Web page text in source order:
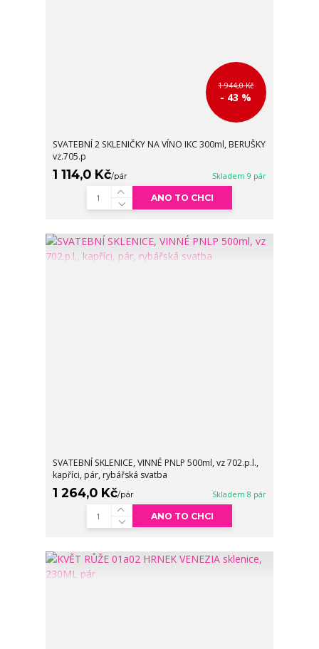
1 944,0 Kč
- 43 %
SVATEBNÍ 2 SKLENIČKY NA VÍNO IKC 300ml, BERUŠKY
vz.705.p
1 114,0 Kč/pár Skladem 9 pár
ANO TO CHCI
SVATEBNÍ SKLENICE, VINNÉ PNLP 500ml, vz 702.p.l.,
kapříci, pár, rybářská svatba
1 264,0 Kč/pár Skladem 8 pár
ANO TO CHCI